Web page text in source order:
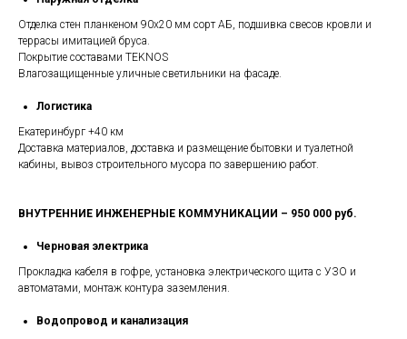
Отделка стен планкеном 90х20 мм сорт АБ, подшивка свесов кровли и
террасы имитацией бруса.
Покрытие составами TEKNOS
Влагозащищенные уличные светильники на фасаде.
Логистика
Екатеринбург +40 км
Доставка материалов, доставка и размещение бытовки и туалетной
кабины, вывоз строительного мусора по завершению работ.
ВНУТРЕННИЕ ИНЖЕНЕРНЫЕ КОММУНИКАЦИИ – 950 000 руб.
Черновая электрика
Прокладка кабеля в гофре, установка электрического щита с УЗО и
автоматами, монтаж контура заземления.
Водопровод и канализация